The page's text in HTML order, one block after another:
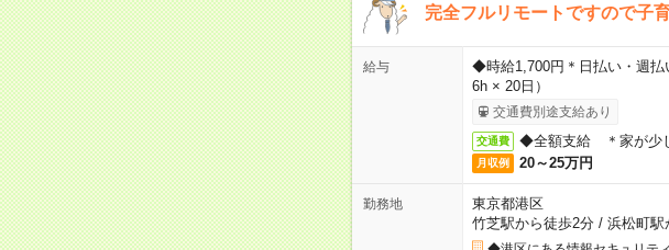
完全フルリモートですので子
給与
◆時給1,700円＊日払い・週払
6h × 20日）
交通費別途支給あり
交通費 ◆全額支給 ＊家が少
月収例 20～25万円
勤務地
東京都港区
竹芝駅から徒歩2分/ 浜松町駅